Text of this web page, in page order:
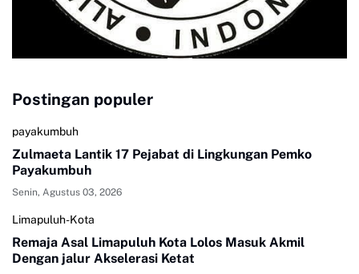
Postingan populer
payakumbuh
Zulmaeta Lantik 17 Pejabat di Lingkungan Pemko
Payakumbuh
Senin, Agustus 03, 2026
Limapuluh-Kota
Remaja Asal Limapuluh Kota Lolos Masuk Akmil
Dengan jalur Akselerasi Ketat